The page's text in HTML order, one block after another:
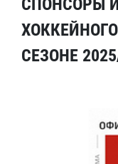
СПОНСОРЫ
СЕЗОНЕ